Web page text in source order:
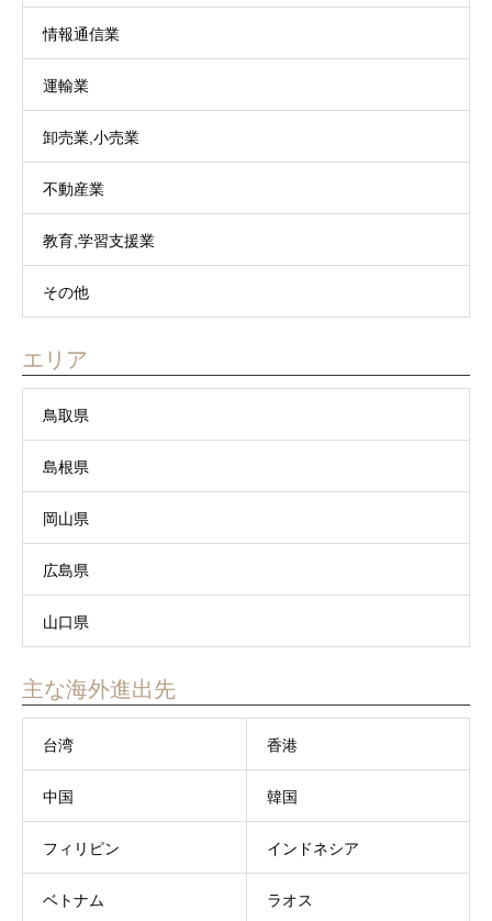
情報通信業
運輸業
卸売業,小売業
不動産業
教育,学習支援業
その他
エリア
鳥取県
島根県
岡山県
広島県
山口県
主な海外進出先
台湾 香港
中国 韓国
フィリピン インドネシア
ベトナム ラオス